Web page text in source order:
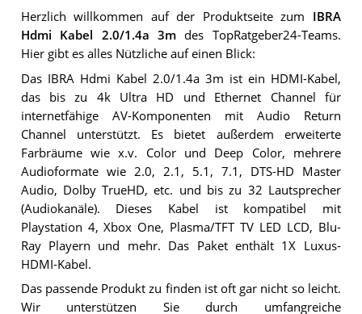
Herzlich willkommen auf der Produktseite zum IBRA
Hdmi Kabel 2.0/1.4a 3m des TopRatgeber24-Teams.
Hier gibt es alles Nützliche auf einen Blick:
Das IBRA Hdmi Kabel 2.0/1.4a 3m ist ein HDMI-Kabel,
das bis zu 4k Ultra HD und Ethernet Channel für
internetfähige AV-Komponenten mit Audio Return
Channel unterstützt. Es bietet außerdem erweiterte
Farbräume wie x.v. Color und Deep Color, mehrere
Audioformate wie 2.0, 2.1, 5.1, 7.1, DTS-HD Master
Audio, Dolby TrueHD, etc. und bis zu 32 Lautsprecher
(Audiokanäle). Dieses Kabel ist kompatibel mit
Playstation 4, Xbox One, Plasma/TFT TV LED LCD, Blu-
Ray Playern und mehr. Das Paket enthält 1X Luxus-
HDMI-Kabel.
Das passende Produkt zu finden ist oft gar nicht so leicht.
Wir unterstützen Sie durch umfangreiche